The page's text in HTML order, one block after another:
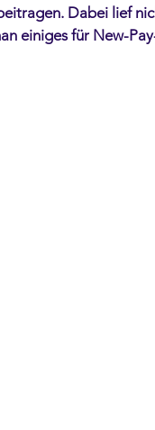
Dabei lief
einiges für New-